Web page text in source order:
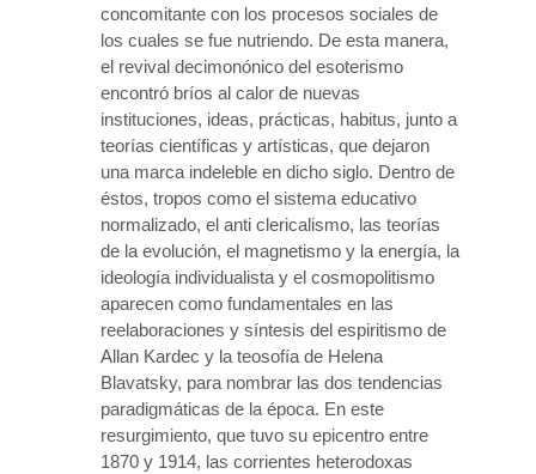
concomitante con los procesos sociales de
los cuales se fue nutriendo. De esta manera,
el revival decimonónico del esoterismo
encontró bríos al calor de nuevas
instituciones, ideas, prácticas, habitus, junto a
teorías científicas y artísticas, que dejaron
una marca indeleble en dicho siglo. Dentro de
éstos, tropos como el sistema educativo
normalizado, el anti clericalismo, las teorías
de la evolución, el magnetismo y la energía, la
ideología individualista y el cosmopolitismo
aparecen como fundamentales en las
reelaboraciones y síntesis del espiritismo de
Allan Kardec y la teosofía de Helena
Blavatsky, para nombrar las dos tendencias
paradigmáticas de la época. En este
resurgimiento, que tuvo su epicentro entre
1870 y 1914, las corrientes heterodoxas